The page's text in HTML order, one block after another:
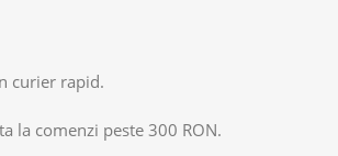
curier rapid.
la comenzi peste 300 RON.